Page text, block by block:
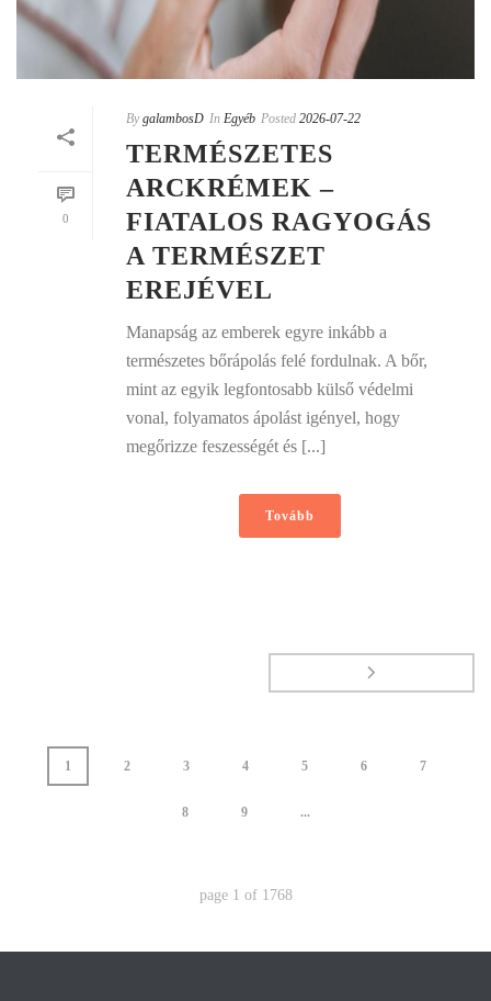
0
By galambosD In Egyéb Posted 2026-07-22
TERMÉSZETES
ARCKRÉMEK –
FIATALOS RAGYOGÁS
A TERMÉSZET
EREJÉVEL
Manapság az emberek egyre inkább a
természetes bőrápolás felé fordulnak. A bőr,
mint az egyik legfontosabb külső védelmi
vonal, folyamatos ápolást igényel, hogy
megőrizze feszességét és [...]
Tovább
1 2 3 4 5 6 7
8 9 ...
page 1 of 1768